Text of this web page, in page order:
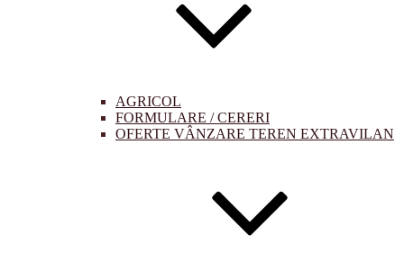
AGRICOL
FORMULARE / CERERI
OFERTE VÂNZARE TEREN EXTRAVILAN